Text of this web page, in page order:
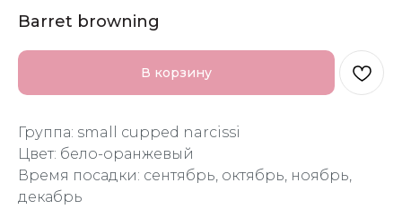
Barret browning
В корзину
Группа: small cupped narcissi
Цвет: бело-оранжевый
Время посадки: сентябрь, октябрь, ноябрь,
декабрь